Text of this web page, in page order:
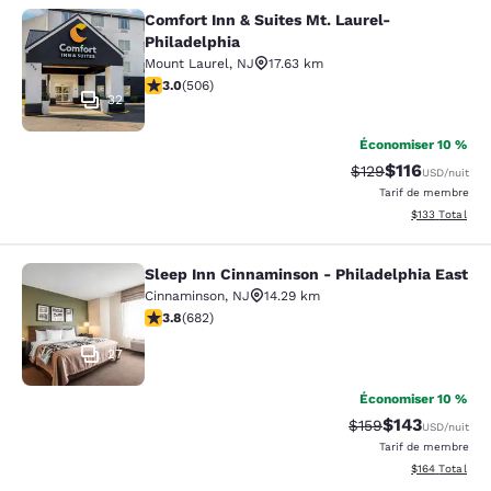
Comfort Inn & Suites Mt. Laurel-
32
Comfort Inn & Suites Mt. Laurel-
Philadelphia
Mount Laurel, NJ
17.63 km
3.01 étoiles. Moyen. 506 commentaires
3.0(506)
Économiser 10 %
Tarif barré :
$129Tarif réduit :
$116USD/nuit
Tarif de membre
Afficher les
$133 Total
Sleep Inn Cinnaminson -
27
Sleep Inn Cinnaminson - Philadelphia East
Cinnaminson, NJ
14.29 km
3.83 étoiles. Bien. 682 commentaires
3.8(682)
Économiser 10 %
Tarif barré :
$159Tarif réduit :
$143USD/nuit
Tarif de membre
Afficher les
$164 Total